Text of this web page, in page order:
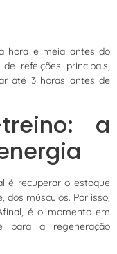
hora e meia antes do
refeições principais,
até 3 horas antes de
a
é recuperar o estoque
dos músculos. Por isso,
é o momento em
para a regeneração